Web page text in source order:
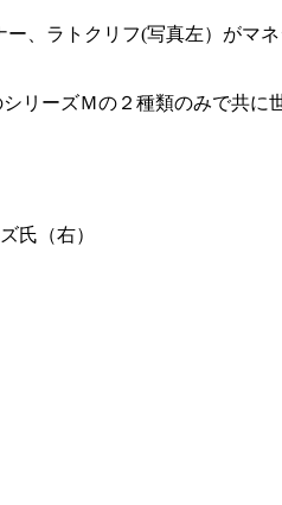
、ラトクリフ(写真左）がマ
リーズＭの２種類のみで共に